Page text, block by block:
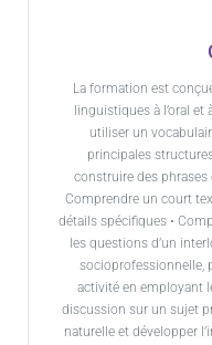
La formation est
linguistiques à l’oral et
utiliser un
principales
construire des phrases
Comprendre un court
détails spécifiques •
les questions d’un
socioprofessionnelle,
activité en employant
discussion sur un sujet
naturelle et développer